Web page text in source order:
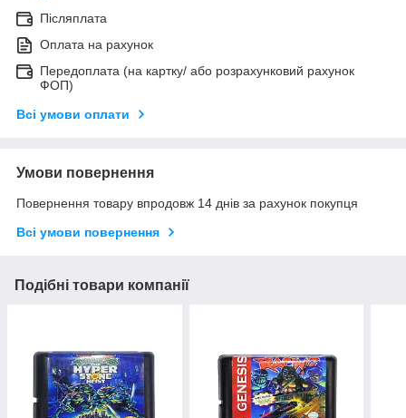
Післяплата
Оплата на рахунок
Передоплата (на картку/ або розрахунковий рахунок
ФОП)
Всі умови оплати
Умови повернення
Повернення товару впродовж 14 днів за рахунок покупця
Всі умови повернення
Подібні товари компанії